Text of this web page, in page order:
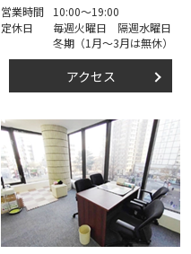
営業時間
10:00～19:00
定休日
毎週火曜日 隔週水曜日
冬期（1月～3月は無休）
アクセス